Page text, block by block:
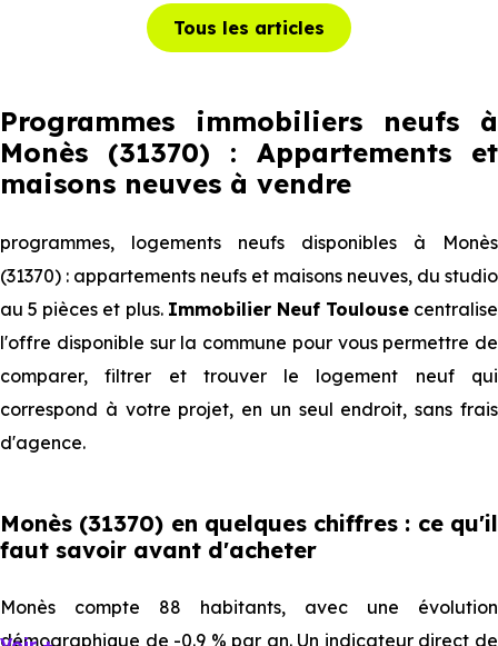
Tous les articles
Programmes immobiliers neufs à
Monès (31370) : Appartements et
maisons neuves à vendre
programmes, logements neufs disponibles à Monès
(31370) : appartements neufs et maisons neuves, du studio
au 5 pièces et plus. Immobilier Neuf Toulousecentralise
l'offre disponible sur la commune pour vous permettre de
comparer, filtrer et trouver le logement neuf qui
correspond à votre projet, en un seul endroit, sans frais
d'agence.
Monès (31370) en quelques chiffres : ce qu'il
faut savoir avant d'acheter
Monès compte 88 habitants, avec une évolution
démographique de -0.9 % par an. Un indicateur direct de